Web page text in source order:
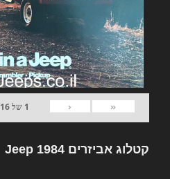
«
‹
1 של16
קטלוג אביזרים Jeep 1984